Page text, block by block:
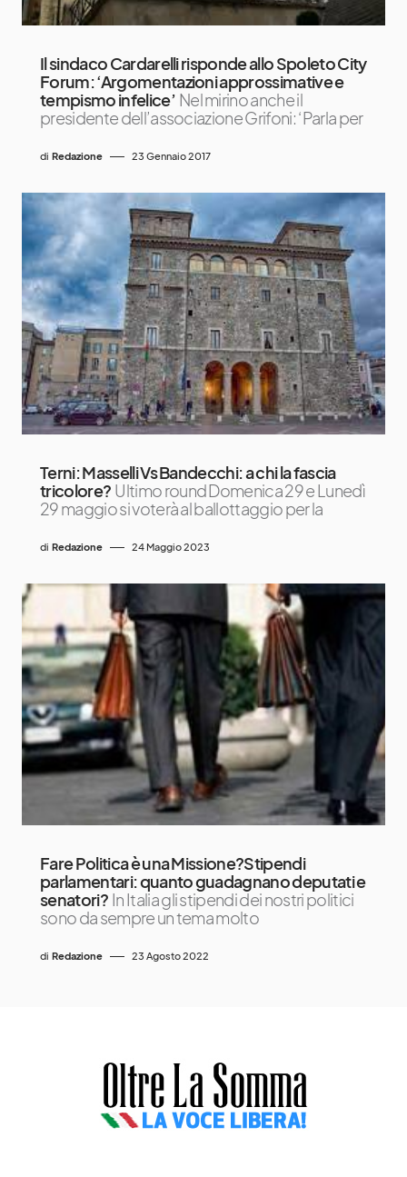
Il sindaco Cardarelli risponde allo Spoleto City
Forum: ‘Argomentazioni approssimative e
tempismo infelice’ Nel mirino anche il
presidente dell’associazione Grifoni: ‘Parla per
di Redazione 23 Gennaio 2017
Terni: Masselli Vs Bandecchi: a chi la fascia
tricolore? Ultimo round Domenica 29 e Lunedì
29 maggio si voterà al ballottaggio per la
di Redazione 24 Maggio 2023
Fare Politica è una Missione?Stipendi
parlamentari: quanto guadagnano deputati e
senatori? In Italia gli stipendi dei nostri politici
sono da sempre un tema molto
di Redazione 23 Agosto 2022